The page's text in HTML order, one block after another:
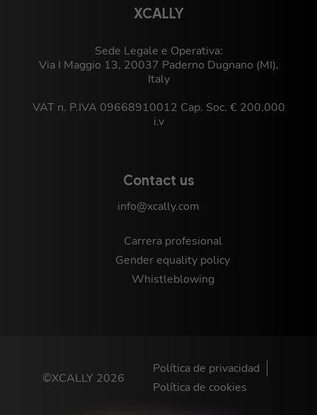
XCALLY
Sede Legale e Operativa:
Via I Maggio 13, 20037 Paderno Dugnano (MI),
Italy
VAT n. P.IVA 09668910012 Cap. Soc. € 200.000
i.v
Contact us
info@xcally.com
Carrera profesional
Gender equality policy
Whistleblowing
©XCALLY 2026
Política de privacidad
Política de cookies